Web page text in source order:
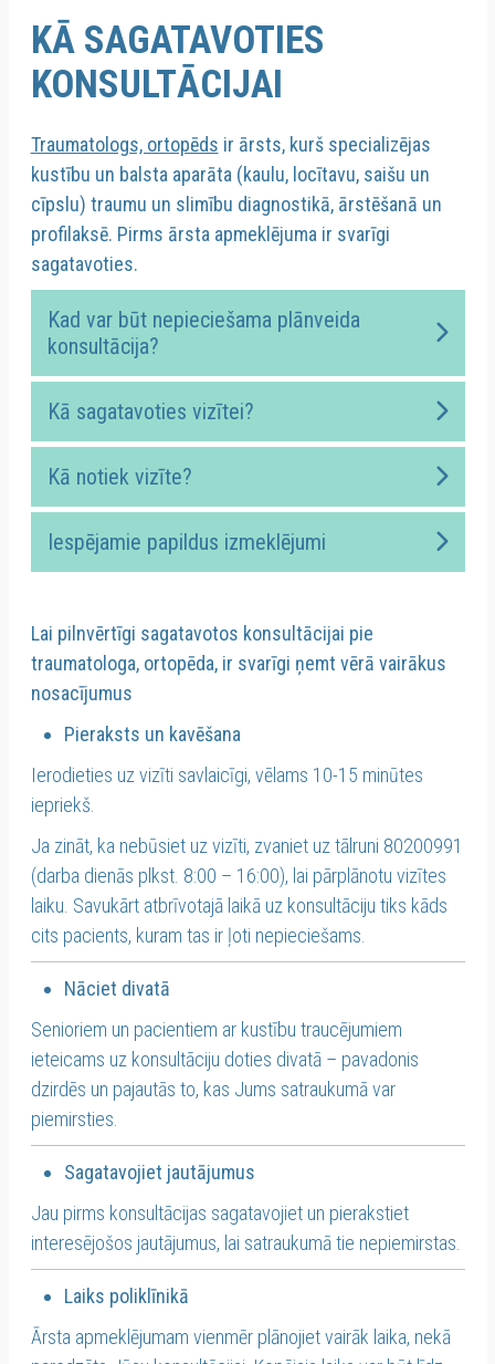
KĀ SAGATAVOTIES
KONSULTĀCIJAI
Traumatologs, ortopēds ir ārsts, kurš specializējas
kustību un balsta aparāta (kaulu, locītavu, saišu un
cīpslu) traumu un slimību diagnostikā, ārstēšanā un
profilaksē. Pirms ārsta apmeklējuma ir svarīgi
sagatavoties.
Kad var būt nepieciešama plānveida
konsultācija?
Kā sagatavoties vizītei?
Kā notiek vizīte?
Iespējamie papildus izmeklējumi
Lai pilnvērtīgi sagatavotos konsultācijai pie
traumatologa, ortopēda, ir svarīgi ņemt vērā vairākus
nosacījumus
Pieraksts un kavēšana
Ierodieties uz vizīti savlaicīgi, vēlams 10-15 minūtes
iepriekš.
Ja zināt, ka nebūsiet uz vizīti, zvaniet uz tālruni 80200991
(darba dienās plkst. 8:00 – 16:00), lai pārplānotu vizītes
laiku. Savukārt atbrīvotajā laikā uz konsultāciju tiks kāds
cits pacients, kuram tas ir ļoti nepieciešams.
Nāciet divatā
Senioriem un pacientiem ar kustību traucējumiem
ieteicams uz konsultāciju doties divatā – pavadonis
dzirdēs un pajautās to, kas Jums satraukumā var
piemirsties.
Sagatavojiet jautājumus
Jau pirms konsultācijas sagatavojiet un pierakstiet
interesējošos jautājumus, lai satraukumā tie nepiemirstas.
Laiks poliklīnikā
Ārsta apmeklējumam vienmēr plānojiet vairāk laika, nekā